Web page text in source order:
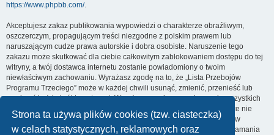
Strona ta używa plików cookies (tzw. ciasteczka)
w celach statystycznych, reklamowych oraz
https://www.phpbb.com/.
Akceptujesz zakaz publikowania wypowiedzi o charakterze obraźliwym,
oszczerczym, propagującym treści niezgodne z polskim prawem lub
naruszającym cudze prawa autorskie i dobra osobiste. Naruszenie tego
zakazu może skutkować dla ciebie całkowitym zablokowaniem dostępu do tej
witryny, a twój dostawca internetu zostanie powiadomiony o twoim
niewłaściwym zachowaniu. Wyrażasz zgodę na to, że „Lista Przebojów
Programu Trzeciego” może w każdej chwili usunąć, zmienić, przenieść lub
zamknąć każdy twój temat, post. Wyrażasz zgodę na zapisywanie wszystkich
podanych przez ciebie informacji w naszej bazie danych. Informacje te nie
będą przekazywane nikomu bez twojej zgody, ale ani „Lista Przebojów
Programu Trzeciego”, ani phpBB nie ponosi odpowiedzialności za włamania